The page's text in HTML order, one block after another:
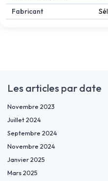
Fabricant
Les articles par date
Novembre 2023
Juillet 2024
Septembre 2024
Novembre 2024
Janvier 2025
Mars 2025